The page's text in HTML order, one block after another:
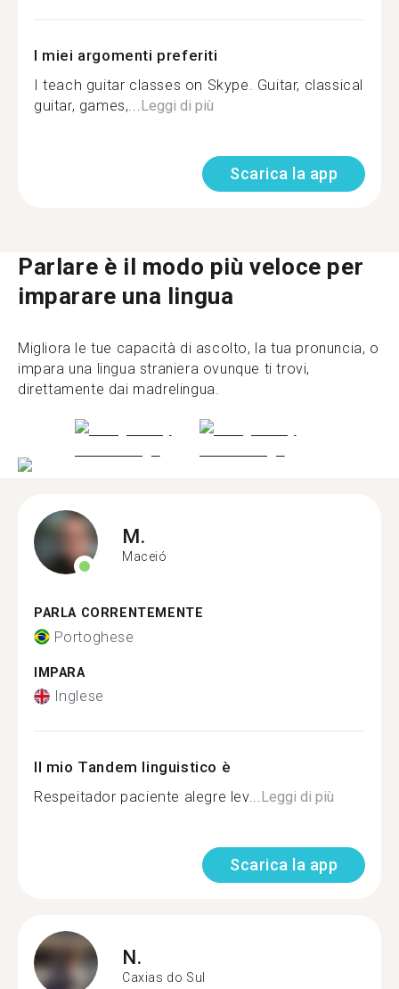
I miei argomenti preferiti
I teach guitar classes on Skype. Guitar, classical
guitar, games,... Leggi di più
Scarica la app
Parlare è il modo più veloce per
imparare una lingua
Migliora le tue capacità di ascolto, la tua pronuncia, o
impara una lingua straniera ovunque ti trovi,
direttamente dai madrelingua.
M.
Maceió
PARLA CORRENTEMENTE
Portoghese
IMPARA
Inglese
Il mio Tandem linguistico è
Respeitador paciente alegre lev...Leggi di più
Scarica la app
N.
Caxias do Sul